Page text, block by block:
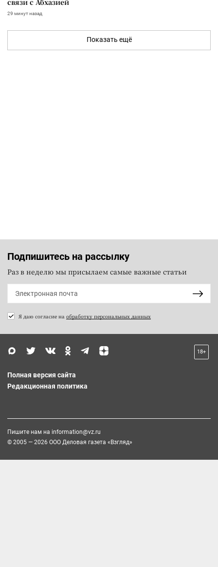
29 минут назад
Показать ещё
Подпишитесь на рассылку
Раз в неделю мы присылаем самые важные статьи
Я даю согласие на обработку персональных данных
18+
Полная версия сайта
Редакционная политика
Пишите нам на information@vz.ru
© 2005 — 2026 ООО Деловая газета «Взгляд»